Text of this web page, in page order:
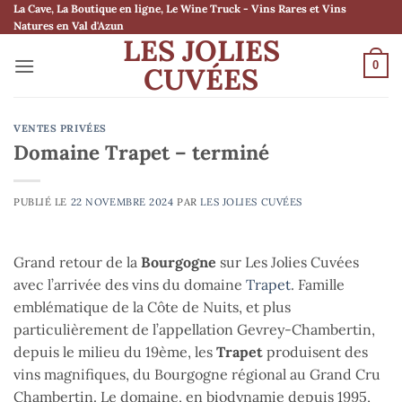
Passer
au
La Cave, La Boutique en ligne, Le Wine Truck - Vins Rares et Vins
Natures en Val d'Azun
LES JOLIES
CUVÉES 0
VENTES PRIVÉES
Domaine Trapet – terminé
PUBLIÉ LE 22 NOVEMBRE 2024 PARLES JOLIES CUVÉES
Grand retour de la Bourgogne sur Les Jolies Cuvées
avec l’arrivée des vins du domaine Trapet. Famille
emblématique de la Côte de Nuits, et plus
particulièrement de l’appellation Gevrey-Chambertin,
depuis le milieu du 19ème, les Trapet produisent des
vins magnifiques, du Bourgogne régional au Grand Cru
Chambertin. Le domaine, en biodynamie depuis 1995,